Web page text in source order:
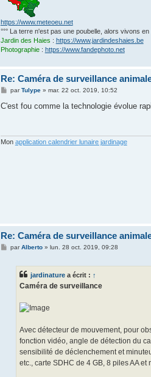
https://www.meteoeu.net
°°° La terre n'est pas une poubelle, alors vivons
Jardin des Haies : https://www.jardindeshaies.be
Photographie: https://www.fandephoto.net
Re: Caméra de surveillance
M
s
parTulype» mar. 22 oct. 2019, 10:52
C'est fou comme la technologie évolue
Mon application calendrier lunaire jardinage
Re: Caméra de surveillance
MparAlberto» lun. 28 oct. 2019, 09:28
jardinaturea écrit : ↑
Caméra de surveillance
Avec détecteur de mouvement, pour
fonction vidéo, angle de détection du
sensibilité de déclenchement et
etc., carte SDHC de 4 GB, 8 piles AA